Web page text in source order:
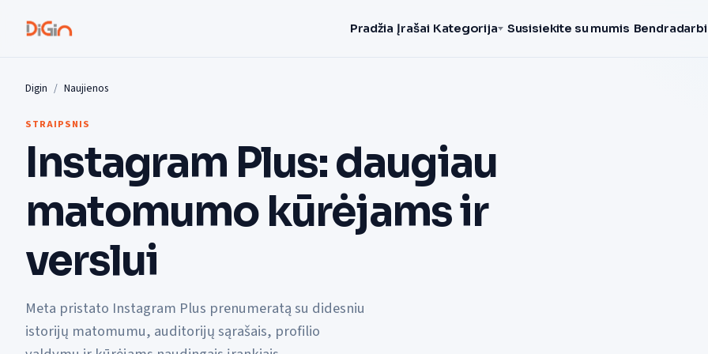
Pradžia Įrašai Kategorija Susisiekite su mumis
Digin Naujienos
STRAIPSNIS
Instagram Plus: daugiau
matomumo kūrėjams ir
verslui
Meta pristato Instagram Plus prenumeratą su didesniu
istorijų matomumu, auditorijų sąrašais, profilio